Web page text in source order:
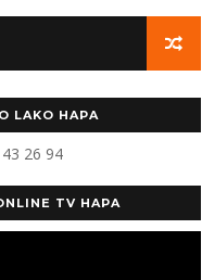
LAKO HAPA
26 94
TV HAPA